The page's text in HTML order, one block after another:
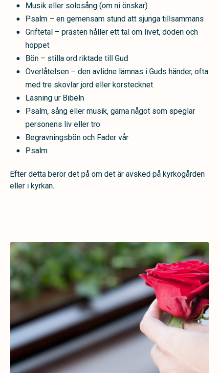
Musik eller solosång (om ni önskar)
Psalm – en gemensam stund att sjunga tillsammans
Griftetal – prästen håller ett tal om livet, döden och
hoppet
Bön – stilla ord riktade till Gud
Överlåtelsen – den avlidne lämnas i Guds händer, ofta
med tre skovlar jord eller korstecknet
Läsning ur Bibeln
Psalm, sång eller musik, gärna något som speglar
personens liv eller tro
Begravningsbön och Fader vår
Psalm
Efter detta beror det på om det är avsked på kyrkogården
eller i kyrkan.